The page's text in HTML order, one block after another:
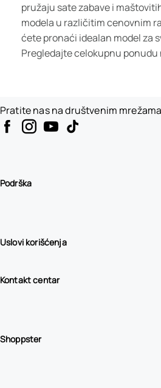
pružaju sate zabave i
modela u različitim cenovnim
ćete pronaći idealan model za
Pregledajte celokupnu ponudu
Podrška
Uslovi korišćenja
Kontakt centar
Shoppster
Pratite nas na društvenim mrežama